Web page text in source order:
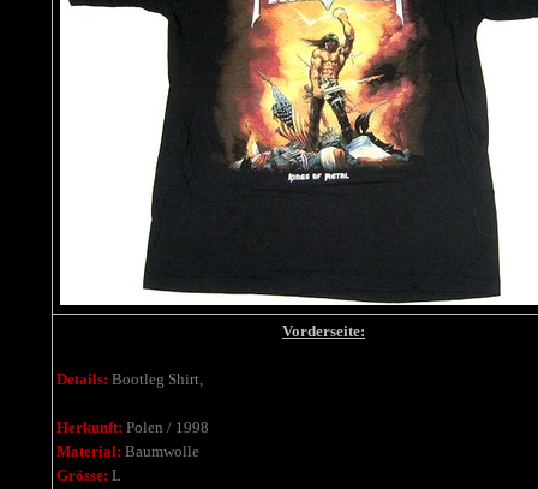
Vorderseite:
Details: Bootleg Shirt,
Herkunft: Polen / 1998
Material: Baumwolle
Grösse: L